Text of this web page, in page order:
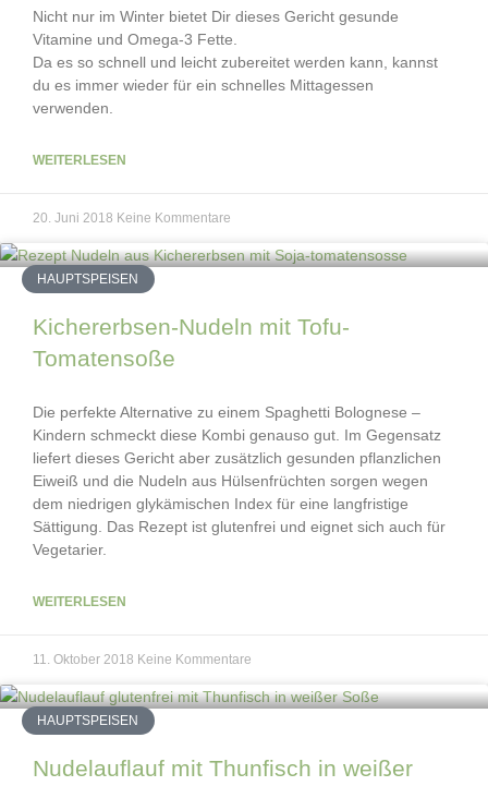
Nicht nur im Winter bietet Dir dieses Gericht gesunde
Vitamine und Omega-3 Fette.
Da es so schnell und leicht zubereitet werden kann, kannst
du es immer wieder für ein schnelles Mittagessen
verwenden.
WEITERLESEN
20. Juni 2018 Keine Kommentare
HAUPTSPEISEN
Kichererbsen-Nudeln mit Tofu-
Tomatensoße
Die perfekte Alternative zu einem Spaghetti Bolognese –
Kindern schmeckt diese Kombi genauso gut. Im Gegensatz
liefert dieses Gericht aber zusätzlich gesunden pflanzlichen
Eiweiß und die Nudeln aus Hülsenfrüchten sorgen wegen
dem niedrigen glykämischen Index für eine langfristige
Sättigung. Das Rezept ist glutenfrei und eignet sich auch für
Vegetarier.
WEITERLESEN
11. Oktober 2018 Keine Kommentare
HAUPTSPEISEN
Nudelauflauf mit Thunfisch in weißer